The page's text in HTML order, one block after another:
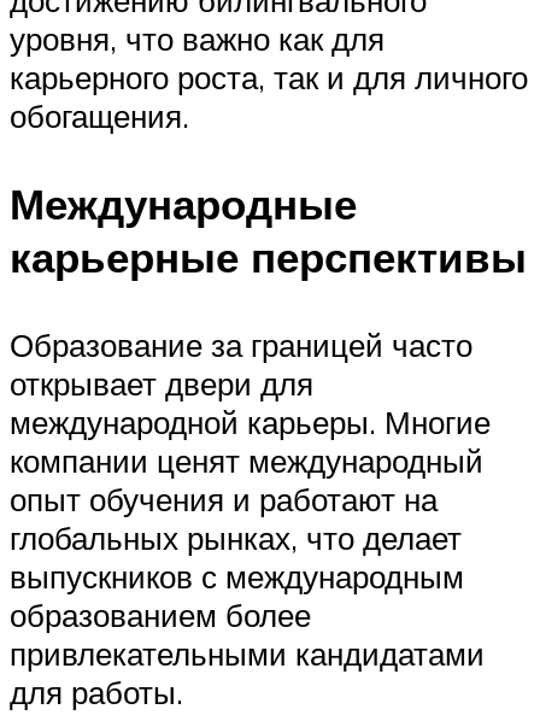
уровня, что важно как для
карьерного роста, так и для личного
обогащения.
Международные
карьерные перспективы
Образование за границей часто
открывает двери для
международной карьеры. Многие
компании ценят международный
опыт обучения и работают на
глобальных рынках, что делает
выпускников с международным
образованием более
привлекательными кандидатами
для работы.